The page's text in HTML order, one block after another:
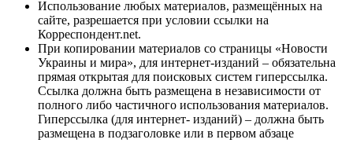
Использование любых материалов, размещённых на
сайте, разрешается при условии ссылки на
Корреспондент.net.
При копировании материалов со страницы «Новости
Украины и мира», для интернет-изданий – обязательна
прямая открытая для поисковых систем гиперссылка.
Ссылка должна быть размещена в независимости от
полного либо частичного использования материалов.
Гиперссылка (для интернет- изданий) – должна быть
размещена в подзаголовке или в первом абзаце